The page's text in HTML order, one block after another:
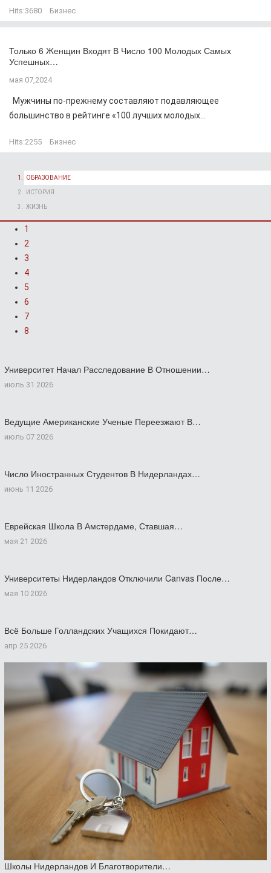
Hits:3680 Бизнес
Только 6 Женщин Входят В Число 100 Молодых Самых
Успешных…
мая 07,2024
Мужчины по-прежнему составляют подавляющее
большинство в рейтинге «100 лучших молодых...
Hits:2255 Бизнес
ОБРАЗОВАНИЕ
ИСТОРИЯ
ЖИЗНЬ
1
2
3
4
5
6
7
8
Университет Начал Расследование В Отношении…
июль 31 2026
Ведущие Американские Ученые Переезжают В…
июль 07 2026
Число Иностранных Студентов В Нидерландах…
июнь 11 2026
Еврейская Школа В Амстердаме, Ставшая…
мая 21 2026
Университеты Нидерландов Отключили Canvas После…
мая 10 2026
Всё Больше Голландских Учащихся Покидают…
апр 25 2026
Школы Нидерландов И Благотворители…